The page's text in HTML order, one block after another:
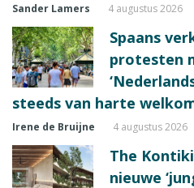
Sander Lamers 4 augustus 2026
Spaans
protesten
steeds van harte
Irene de Bruijne 4 augustus 2026
The
nieuwe